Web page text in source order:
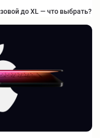
до XL — что выбрать?